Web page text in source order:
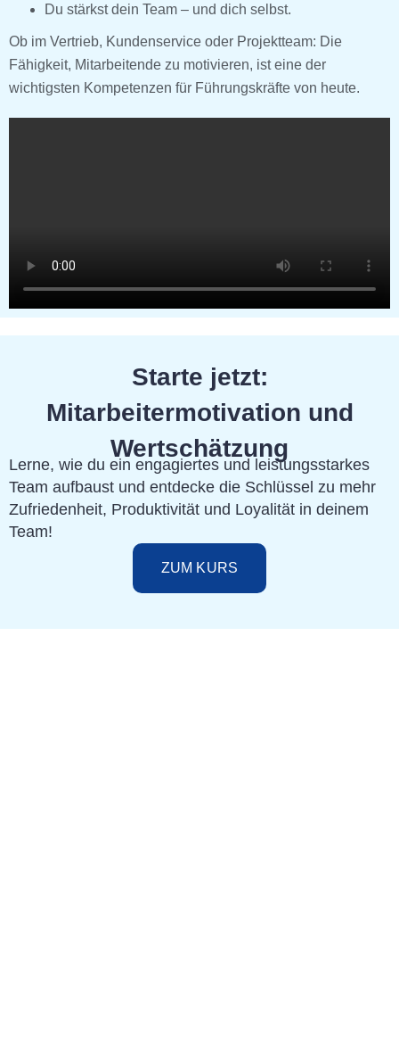
Du stärkst dein Team – und dich selbst.
Ob im Vertrieb, Kundenservice oder Projektteam: Die
Fähigkeit, Mitarbeitende zu motivieren, ist eine der
wichtigsten Kompetenzen für Führungskräfte von heute.
Starte jetzt:
Mitarbeitermotivation und
Wertschätzung
Lerne, wie du ein engagiertes und leistungsstarkes
Team aufbaust und entdecke die Schlüssel zu mehr
Zufriedenheit, Produktivität und Loyalität in deinem
Team!
ZUM KURS